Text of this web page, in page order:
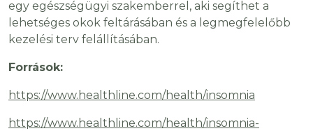
egy egészségügyi szakemberrel, aki segíthet a
lehetséges okok feltárásában és a legmegfelelőbb
kezelési terv felállításában.
Források:
https://www.healthline.com/health/insomnia
https://www.healthline.com/health/insomnia-